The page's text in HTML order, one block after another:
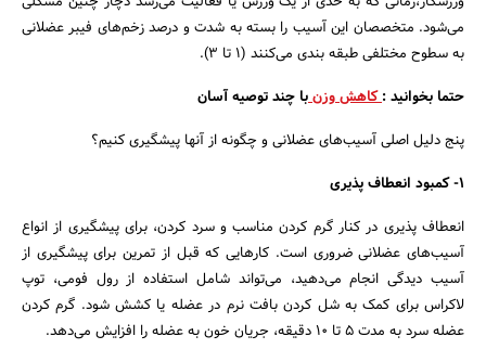
می‌شود. متخصصان این آسیب را بسته به شدت و درصد زخم‌های فیبر عضلانی
به سطوح مختلفی طبقه بندی می‌کنند (۱ تا ۳).
حتما بخوانید :کاهش وزنبا چند توصیه آسان
پنج دلیل اصلی آسیب‌های عضلانی و چگونه از آنها پیشگیری کنیم؟
۱- کمبود انعطاف پذیری
انعطاف پذیری در کنار گرم کردن مناسب و سرد کردن، برای پیشگیری از انواع
آسیب‌های عضلانی ضروری است. کارهایی که قبل از تمرین برای پیشگیری از
آسیب دیدگی انجام می‌دهید، می‌تواند شامل استفاده از رول فومی، توپ
لاکراس برای کمک به شل کردن بافت نرم در عضله یا کشش شود. گرم کردن
عضله سرد به مدت ۵ تا ۱۰ دقیقه، جریان خون به عضله را افزایش می‌دهد.